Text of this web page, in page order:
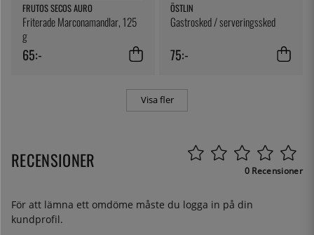
FRUTOS SECOS AURO
Friterade Marconamandlar, 125
g
65:-
ÖSTLIN
Gastrosked / serveringssked
75:-
Visa fler
RECENSIONER 0 Recensioner
För att lämna ett omdöme måste du logga in på din
kundprofil.